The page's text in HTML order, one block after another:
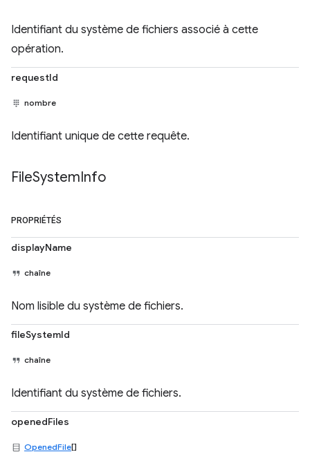
Identifiant du système de fichiers associé à cette
opération.
requestId
nombre
Identifiant unique de cette requête.
FileSystemInfo
PROPRIÉTÉS
displayName
chaîne
Nom lisible du système de fichiers.
fileSystemId
chaîne
Identifiant du système de fichiers.
openedFiles
OpenedFile[]